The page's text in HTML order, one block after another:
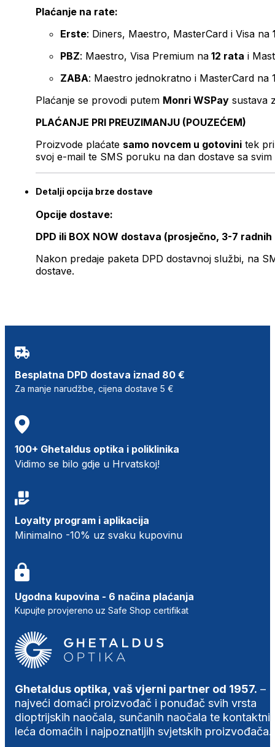
Plaćanje na rate:
Erste: Diners, Maestro, MasterCard i Visa na
PBZ: Maestro, Visa Premium na 12 rata i
ZABA: Maestro jednokratno i MasterCard na
Plaćanje se provodi putem Monri WSPay sustava
PLAĆANJE PRI PREUZIMANJU (POUZEĆEM)
Proizvode plaćate samo novcem u gotovini tek
svoj e-mail te SMS poruku na dan dostave sa svim
Detalji opcija brze dostave
Opcije dostave:
DPD ili BOX NOW dostava (prosječno, 3-7 radnih
Nakon predaje paketa DPD dostavnoj službi, na
dostave.
Besplatna DPD dostava iznad 80 €
Za manje narudžbe, cijena dostave 5 €
100+ Ghetaldus optika i poliklinika
Vidimo se bilo gdje u Hrvatskoj!
Loyalty program i aplikacija
Minimalno -10% uz svaku kupovinu
Ugodna kupovina - 6 načina plaćanja
Kupujte provjereno uz Safe Shop certifikat
Ghetaldus optika, vaš vjerni partner od 1957. –
najveći domaći proizvođač i ponuđač svih vrsta
dioptrijskih naočala, sunčanih naočala te
leća domaćih i najpoznatijih svjetskih proizvođača.